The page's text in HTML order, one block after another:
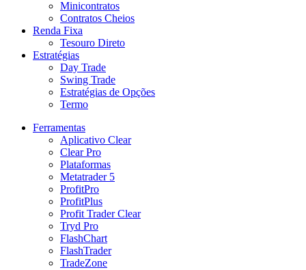
Minicontratos
Contratos Cheios
Renda Fixa
Tesouro Direto
Estratégias
Day Trade
Swing Trade
Estratégias de Opções
Termo
Ferramentas
Aplicativo Clear
Clear Pro
Plataformas
Metatrader 5
ProfitPro
ProfitPlus
Profit Trader Clear
Tryd Pro
FlashChart
FlashTrader
TradeZone